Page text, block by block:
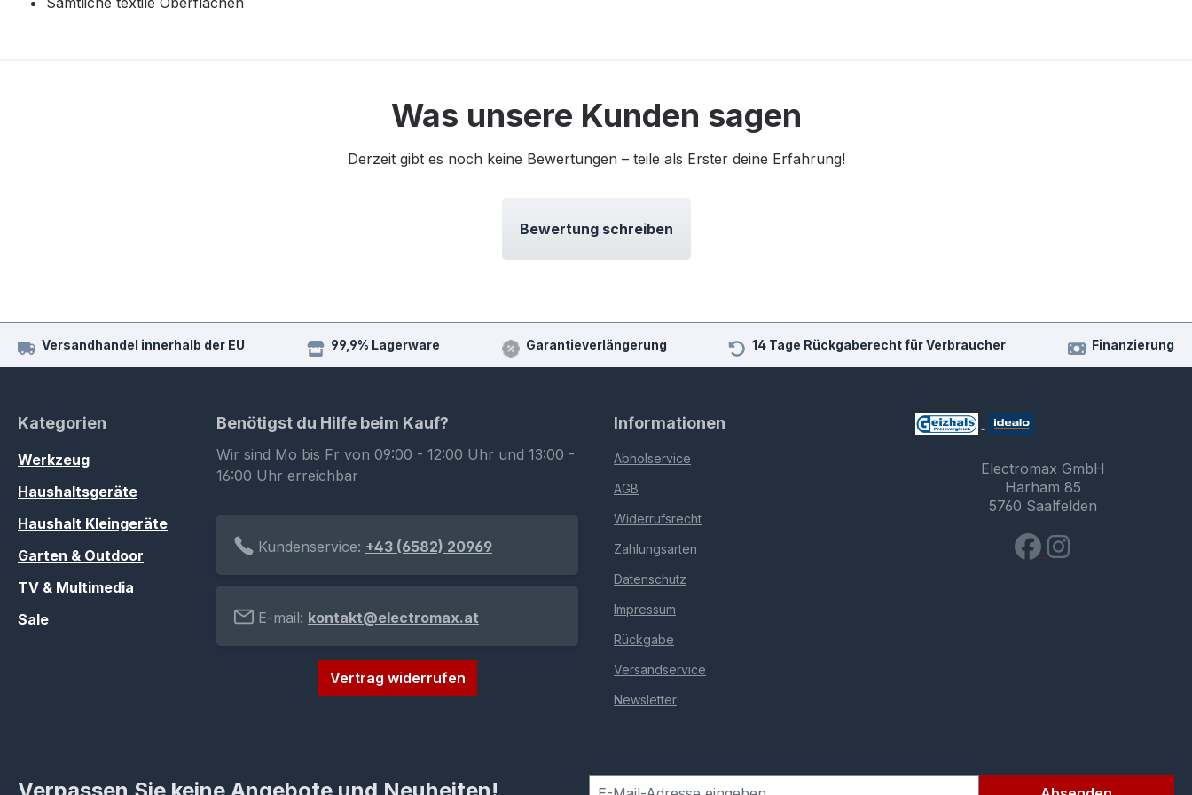
Was unsere Kunden sagen
Derzeit gibt es noch keine Bewertungen – teile als Erster deine Erfahrung!
Bewertung schreiben
Versandhandel innerhalb der EU 99,9% Lagerware Garantieverlängerung 14 Tage Rückgaberecht für Verbraucher Finanzierung
Kategorien
Werkzeug
Haushaltsgeräte
Haushalt Kleingeräte
Garten & Outdoor
TV & Multimedia
Sale
Benötigst du Hilfe beim Kauf?
Wir sind Mo bis Fr von 09:00 - 12:00 Uhr und 13:00 -
16:00 Uhr erreichbar
Kundenservice: +43 (6582) 20969
E-mail: kontakt@electromax.at
Vertrag widerrufen
Informationen
Abholservice
AGB
Widerrufsrecht
Zahlungsarten
Datenschutz
Impressum
Rückgabe
Versandservice
Newsletter
Electromax GmbH
Harham 85
5760 Saalfelden